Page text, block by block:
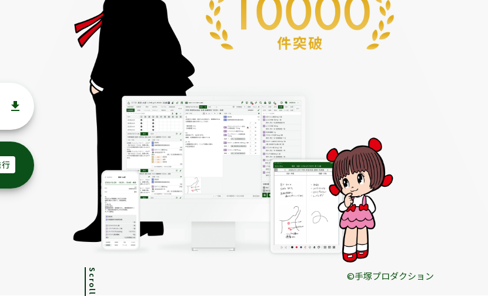
file_download
Scroll ©️手塚プロダクション